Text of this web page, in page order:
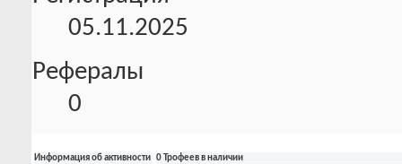
05.11.2025
Рефералы
0
Информация об активности 0 Трофеев в наличии